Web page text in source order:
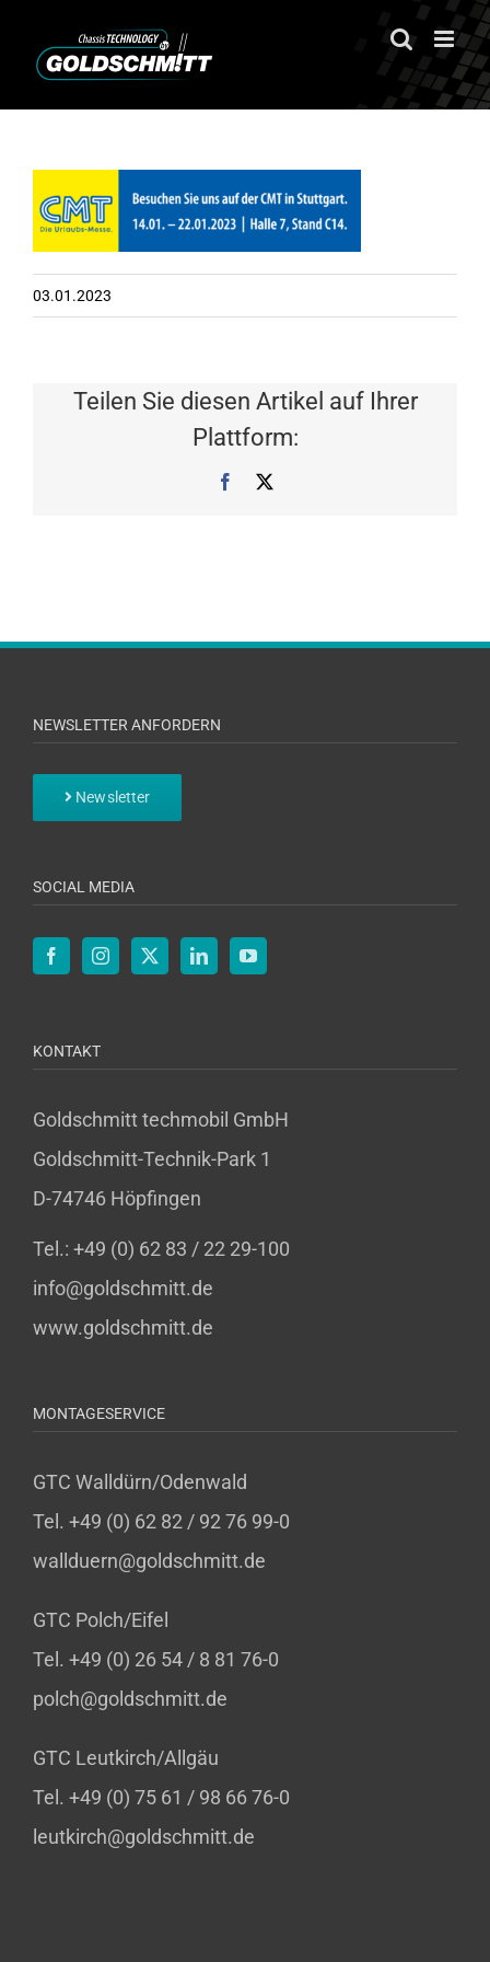
Inhalt
03.01.2023
Teilen Sie diesen Artikel auf Ihrer
Plattform:
Facebook
NEWSLETTER ANFORDERN
Newsletter
SOCIAL MEDIA
KONTAKT
Goldschmitt techmobil GmbH
Goldschmitt-Technik-Park 1
D-74746 Höpfingen
Tel.: +49 (0) 62 83 / 22 29-100
info@goldschmitt.de
www.goldschmitt.de
MONTAGESERVICE
GTC Walldürn/Odenwald
Tel. +49 (0) 62 82 / 92 76 99-0
wallduern@goldschmitt.de
GTC Polch/Eifel
Tel. +49 (0) 26 54 / 8 81 76-0
polch@goldschmitt.de
GTC Leutkirch/Allgäu
Tel. +49 (0) 75 61 / 98 66 76-0
leutkirch@goldschmitt.de